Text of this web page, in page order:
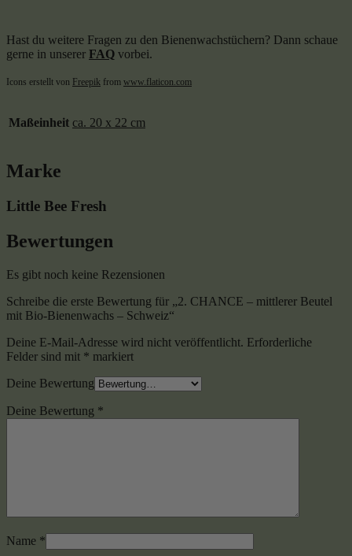
Hast du weitere Fragen zu den Bienenwachstüchern? Dann schaue
gerne in unserer FAQ vorbei.
Icons erstellt von Freepik from www.flaticon.com
Maßeinheit ca. 20 x 22 cm
Marke
Little Bee Fresh
Bewertungen
Es gibt noch keine Rezensionen
Schreibe die erste Bewertung für „2. CHANCE – mittlerer Beutel
mit Bio-Bienenwachs – Schweiz“
Deine E-Mail-Adresse wird nicht veröffentlicht. Erforderliche
Felder sind mit * markiert
Deine Bewertung
Deine Bewertung *
Name *